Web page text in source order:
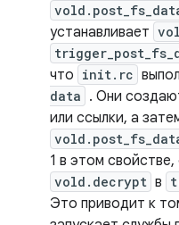
устанавливает
что init.rc
data . Они
или ссылки, а
1 в этом
vold.decrypt в
Это приводит к